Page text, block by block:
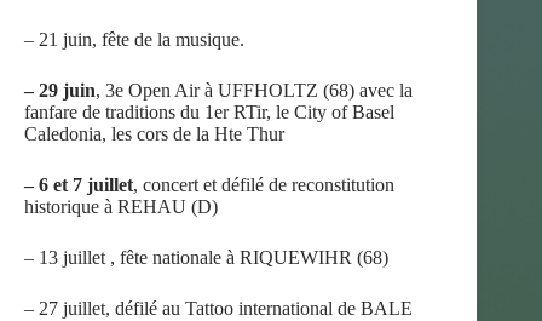
– 21 juin, fête de la musique.
– 29 juin, 3e Open Air à UFFHOLTZ (68) avec la
fanfare de traditions du 1er RTir, le City of Basel
Caledonia, les cors de la Hte Thur
– 6 et 7 juillet, concert et défilé de reconstitution
historique à REHAU (D)
– 13 juillet , fête nationale à RIQUEWIHR (68)
– 27 juillet, défilé au Tattoo international de BALE